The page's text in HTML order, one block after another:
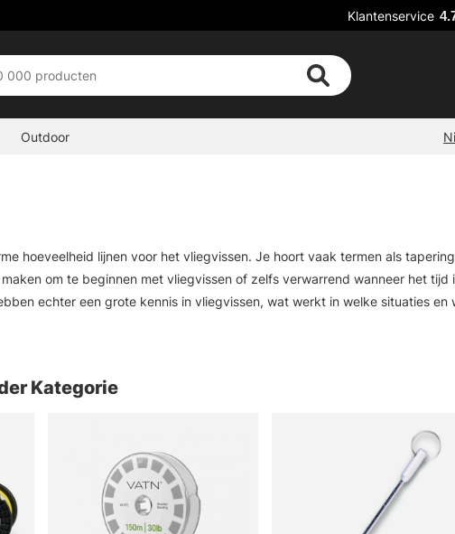
Klantenservice
Outdoor
hoeveelheid lijnen voor het vliegvissen. Je hoort vaak termen als
om te beginnen met vliegvissen of zelfs verwarrend wanneer het tijd
echter een grote kennis in vliegvissen, wat werkt in welke situaties en
voor het eerst met vliegvissen wilt beginnen. Je zult er geen spijt van
Kategorie